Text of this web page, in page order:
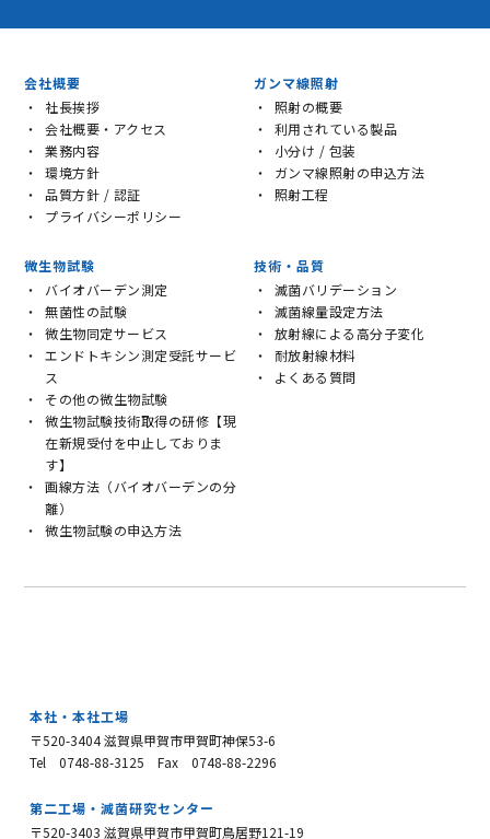
会社概要
社長挨拶
会社概要・アクセス
業務内容
環境方針
品質方針 / 認証
プライバシーポリシー
ガンマ線照射
照射の概要
利用されている製品
小分け / 包装
ガンマ線照射の申込方法
照射工程
微生物試験
バイオバーデン測定
無菌性の試験
微生物同定サービス
エンドトキシン測定受託サービ
ス
その他の微生物試験
微生物試験技術取得の研修【現
在新規受付を中止しておりま
す】
画線方法（バイオバーデンの分
離）
微生物試験の申込方法
技術・品質
滅菌バリデーション
滅菌線量設定方法
放射線による高分子変化
耐放射線材料
よくある質問
本社・本社工場
〒520-3404 滋賀県甲賀市甲賀町神保53-6
Tel 0748-88-3125 Fax 0748-88-2296
第二工場・滅菌研究センター
〒520-3403 滋賀県甲賀市甲賀町鳥居野121-19